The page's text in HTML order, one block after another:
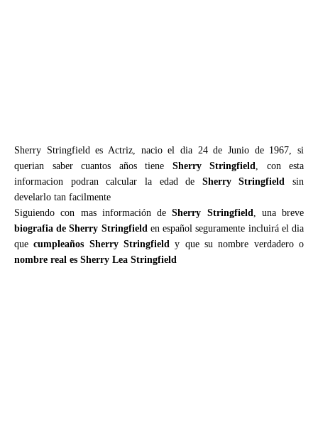
Sherry Stringfield es Actriz, nacio el dia 24 de Junio de 1967, si
querian saber cuantos años tiene Sherry Stringfield, con esta
informacion podran calcular la edad de Sherry Stringfield sin
develarlo tan facilmente
Siguiendo con mas información deSherry Stringfield, una breve
biografia de Sherry Stringfielden español seguramente incluirá el dia
quecumpleaños Sherry Stringfield y que su nombre verdadero o
nombre real es Sherry Lea Stringfield